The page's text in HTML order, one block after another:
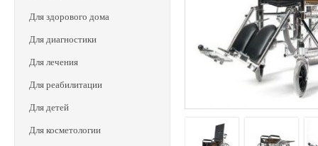
Для здорового дома
Для диагностики
Для лечения
Для реабилитации
Для детей
Для косметологии